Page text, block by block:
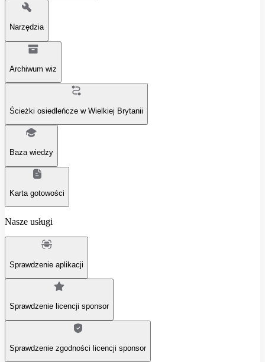
Narzędzia
Archiwum wiz
Ścieżki osiedleńcze w Wielkiej Brytanii
Baza wiedzy
Karta gotowości
Nasze usługi
Sprawdzenie aplikacji
Sprawdzenie licencji sponsor
Sprawdzenie zgodności licencji sponsor